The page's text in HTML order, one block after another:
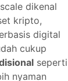
dikenal
kripto,
digital
cukup
seperti
nyaman